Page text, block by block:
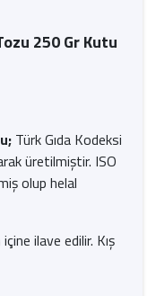
250 Gr Kutu
Türk Gıda Kodeksi
üretilmiştir. ISO
olup helal
ilave edilir. Kış